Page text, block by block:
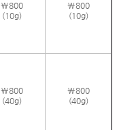
\800
(10g)
\800
(10g)
\800
(40g)
\800
(40g)